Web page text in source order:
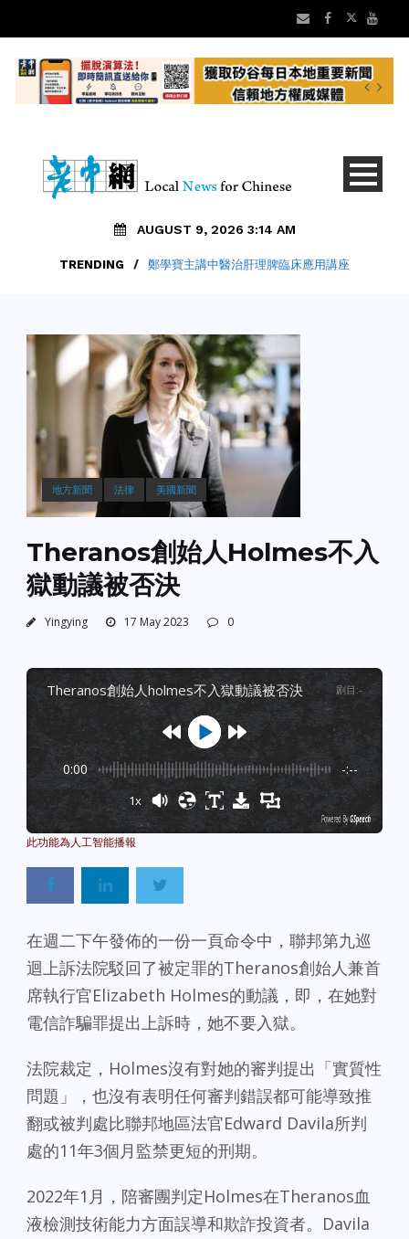
AUGUST 9, 2026 3:14 AM
TRENDING / 鄭學寶主講中醫治肝理脾臨床應用講座
地方新聞 法律 美國新聞
Theranos創始人Holmes不入
獄動議被否決
Yingying 17 May 2023 0
theranos創始人holmes不入獄動議被否決 剧目 :-
0:00 -:--
1x
Powered By GSpeech
在週二下午發佈的一份一頁命令中，聯邦第九巡
迴上訴法院駁回了被定罪的Theranos創始人兼首
席執行官Elizabeth Holmes的動議，即，在她對
電信詐騙罪提出上訴時，她不要入獄。
法院裁定，Holmes沒有對她的審判提出「實質性
問題」，也沒有表明任何審判錯誤都可能導致推
翻或被判處比聯邦地區法官Edward Davila所判
處的11年3個月監禁更短的刑期。
2022年1月，陪審團判定Holmes在Theranos血
液檢測技術能力方面誤導和欺詐投資者。Davila